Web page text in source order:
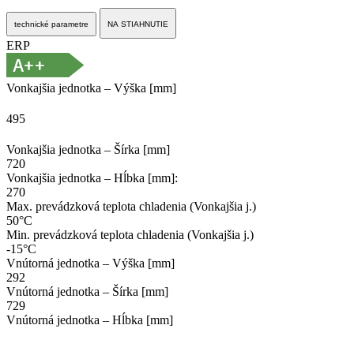
technické parametre NA STIAHNUTIE
ERP
Vonkajšia jednotka – Výška [mm]
495
Vonkajšia jednotka – Šírka [mm]
720
Vonkajšia jednotka – Hĺbka [mm]:
270
Max. prevádzková teplota chladenia (Vonkajšia j.)
50°C
Min. prevádzková teplota chladenia (Vonkajšia j.)
-15°C
Vnútorná jednotka – Výška [mm]
292
Vnútorná jednotka – Šírka [mm]
729
Vnútorná jednotka – Hĺbka [mm]